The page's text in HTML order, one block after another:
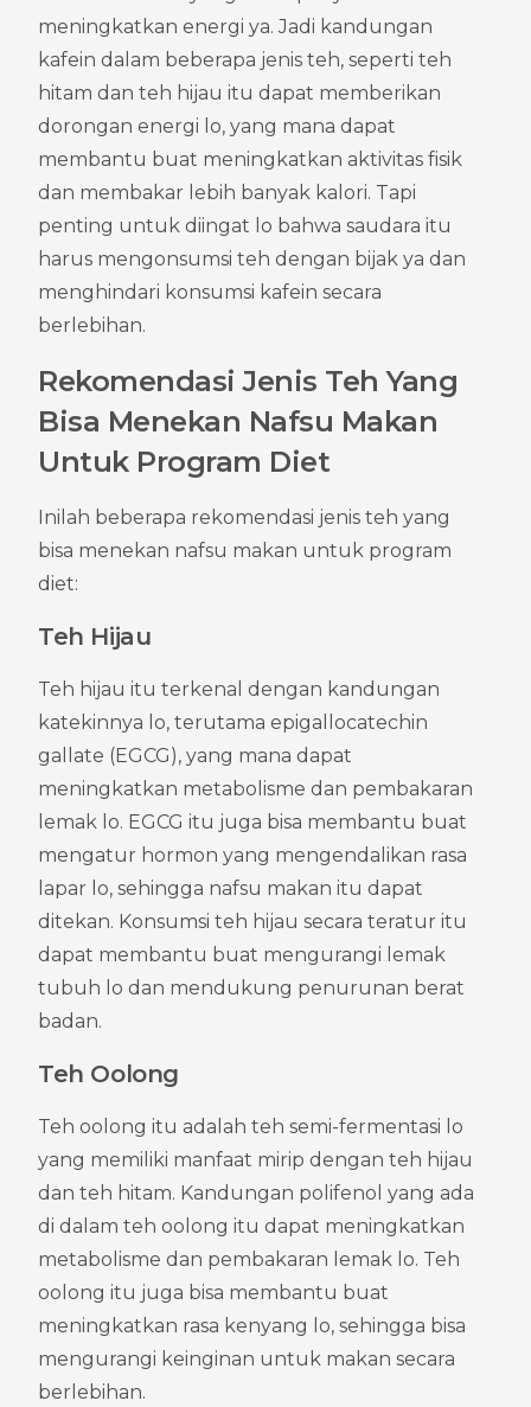
meningkatkan energi ya. Jadi kandungan
kafein dalam beberapa jenis teh, seperti teh
hitam dan teh hijau itu dapat memberikan
dorongan energi lo, yang mana dapat
membantu buat meningkatkan aktivitas fisik
dan membakar lebih banyak kalori. Tapi
penting untuk diingat lo bahwa saudara itu
harus mengonsumsi teh dengan bijak ya dan
menghindari konsumsi kafein secara
berlebihan.
Rekomendasi Jenis Teh Yang
Bisa Menekan Nafsu Makan
Untuk Program Diet
Inilah beberapa rekomendasi jenis teh yang
bisa menekan nafsu makan untuk program
diet:
Teh Hijau
Teh hijau itu terkenal dengan kandungan
katekinnya lo, terutama epigallocatechin
gallate (EGCG), yang mana dapat
meningkatkan metabolisme dan pembakaran
lemak lo. EGCG itu juga bisa membantu buat
mengatur hormon yang mengendalikan rasa
lapar lo, sehingga nafsu makan itu dapat
ditekan. Konsumsi teh hijau secara teratur itu
dapat membantu buat mengurangi lemak
tubuh lo dan mendukung penurunan berat
badan.
Teh Oolong
Teh oolong itu adalah teh semi-fermentasi lo
yang memiliki manfaat mirip dengan teh hijau
dan teh hitam. Kandungan polifenol yang ada
di dalam teh oolong itu dapat meningkatkan
metabolisme dan pembakaran lemak lo. Teh
oolong itu juga bisa membantu buat
meningkatkan rasa kenyang lo, sehingga bisa
mengurangi keinginan untuk makan secara
berlebihan.